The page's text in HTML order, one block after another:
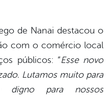
de Nanai destacou o
com o comércio local
públicos: “Esse novo
Lutamos muito para
digno para nossos